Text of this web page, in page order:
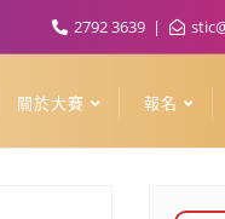
2792 3639
關於大賽 報名